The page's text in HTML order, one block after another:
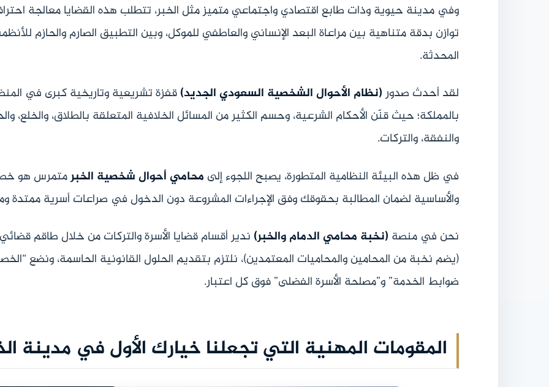
وفي مدينة حيوية وذات طابع اقتصادي واجتماعي متميز مثل الخبر، تتطلب هذه القضايا معالجة
توازن بدقة متناهية بين مراعاة البعد الإنساني والعاطفي للموكل، وبين التطبيق الصارم والحازم
المحدثة.
لقد أحدث صدور(نظام الأحوال الشخصية السعودي الجديد)قفزة تشريعية وتاريخية كبرى في
بالمملكة؛ حيث قنّن الأحكام الشرعية، وحسم الكثير من المسائل الخلافية المتعلقة بالطلاق، والخلع،
والنفقة، والتركات.
في ظل هذه البيئة النظامية المتطورة، يصبح اللجوء إلىمحامي أحوال شخصية الخبرمتمرس هو
والأساسية لضمان المطالبة بحقوقك وفق الإجراءات المشروعة دون الدخول في صراعات أسرية ممتدة
نحن في منصة (نخبة محامي الدمام والخبر) ندير أقسام قضايا الأسرة والتركات من خلال طاقم
(يضم نخبة من المحامين والمحاميات المعتمدين)، نلتزم بتقديم الحلول القانونية الحاسمة، ونضع
ضوابط الخدمة” و”مصلحة الأسرة الفضلى” فوق كل اعتبار.
المقومات المهنية التي تجعلنا خيارك الأول في مدينة